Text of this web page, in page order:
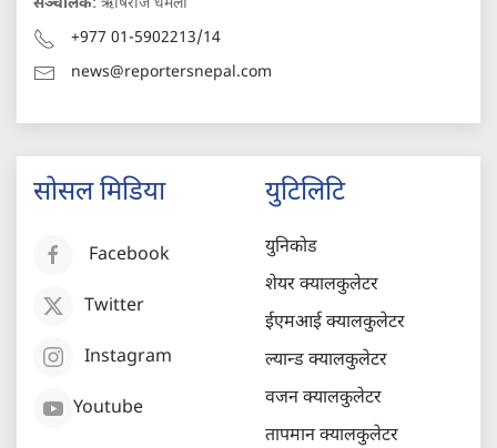
सञ्चालक: ऋषिराज धमला
+977 01-5902213/14
news@reportersnepal.com
सोसल मिडिया
Facebook
Twitter
Instagram
Youtube
युटिलिटि
युनिकोड
शेयर क्यालकुलेटर
ईएमआई क्यालकुलेटर
ल्यान्ड क्यालकुलेटर
वजन क्यालकुलेटर
तापमान क्यालकुलेटर